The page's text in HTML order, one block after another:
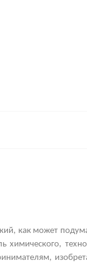
как может
химического,